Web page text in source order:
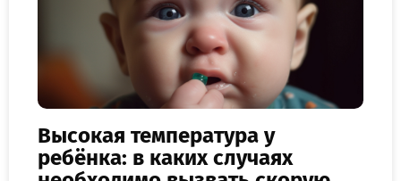
Высокая температура у
ребёнка: в каких случаях